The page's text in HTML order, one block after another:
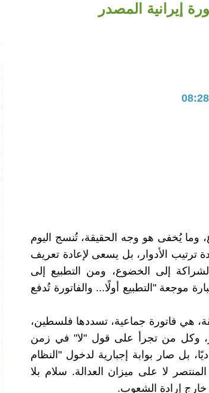
إيرانية المصدر
يُخفى هو وجه الحقيقة، تُنسج اليوم
ترتيب الأدوار، بل يسعى لإعادة تعريف
إلى الخضوع، ومن التطبيع إلى
موجعة "التطبيع أولًا... والفاتورة تُدفع
هي فاتورة جماعية، تسددها فلسطين،
وكل من تجرأ على قول "لا" في زمن
بل صار بوابة إجبارية لدخول "النظام
لا على ميزان العدالة. سلام بلا
خارج إرادة الشعوب.